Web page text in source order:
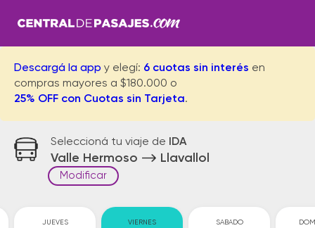
Descargá la app y elegí: 6 cuotas sin interés en
compras mayores a $180.000 o
25% OFF con Cuotas sin Tarjeta.
Seleccioná tu viaje de IDA
Valle Hermoso Llavallol
Modificar
JUEVES VIERNES SABADO